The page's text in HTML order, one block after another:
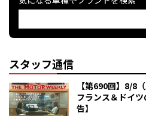
スタッフ通信
【第690回】8/8
フランス＆ドイ
告】